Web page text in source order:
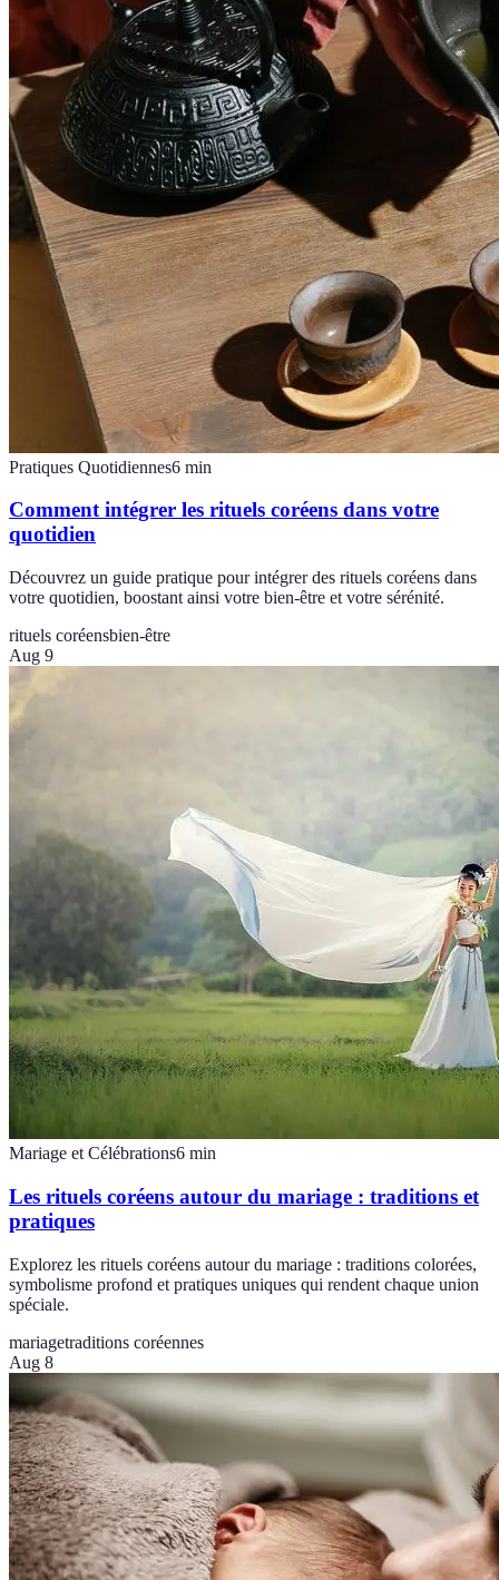
Pratiques Quotidiennes6 min
Comment intégrer les rituels coréens dans votre
quotidien
Découvrez un guide pratique pour intégrer des rituels coréens dans
votre quotidien, boostant ainsi votre bien-être et votre sérénité.
rituels coréensbien-être
Aug 9
Mariage et Célébrations6 min
Les rituels coréens autour du mariage : traditions et
pratiques
Explorez les rituels coréens autour du mariage : traditions colorées,
symbolisme profond et pratiques uniques qui rendent chaque union
spéciale.
mariagetraditions coréennes
Aug 8